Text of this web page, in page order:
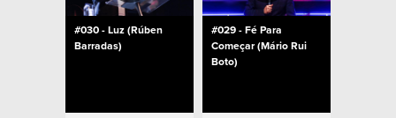
#030 - Luz (Rúben
Barradas)
#029 - Fé Para
Começar (Mário Rui
Boto)